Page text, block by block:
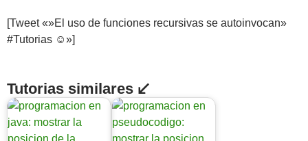
[Tweet «»El uso de funciones recursivas se autoinvocan»
#Tutorias ☺»]
Tutorias similares ↙